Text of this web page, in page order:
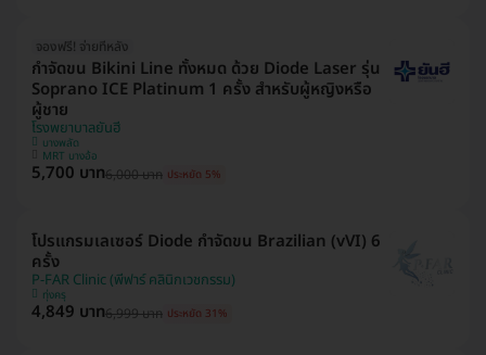
จองฟรี! จ่ายทีหลัง
กำจัดขน Bikini Line ทั้งหมด ด้วย Diode Laser รุ่น
Soprano ICE Platinum 1 ครั้ง สำหรับผู้หญิงหรือ
ผู้ชาย
โรงพยาบาลยันฮี
บางพลัด
MRT บางอ้อ
5,700 บาท6,000 บาท ประหยัด 5%
โปรแกรมเลเซอร์ Diode กำจัดขน Brazilian (vVI) 6
ครั้ง
P-FAR Clinic (พีฟาร์ คลินิกเวชกรรม)
ทุ่งครุ
4,849 บาท6,999 บาท ประหยัด 31%